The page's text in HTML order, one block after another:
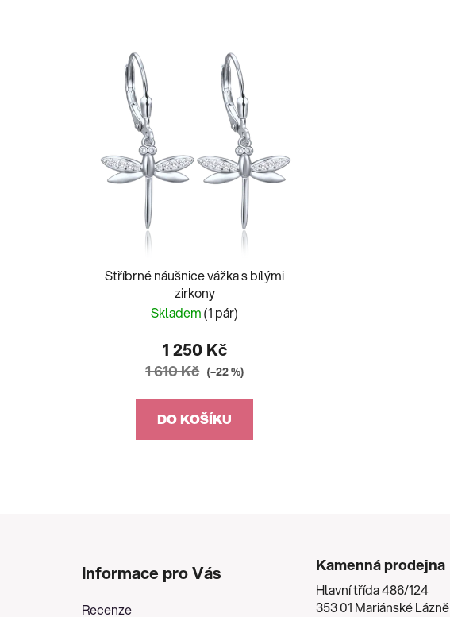
Stříbrné náušnice vážka s bílými
zirkony
Skladem(1 pár)
1 250 Kč
1 610 Kč (–22 %)
DO KOŠÍKU
Informace pro Vás
Recenze
Kamenná prodejna
Hlavní třída 486/124
353 01 Mariánské Lázně